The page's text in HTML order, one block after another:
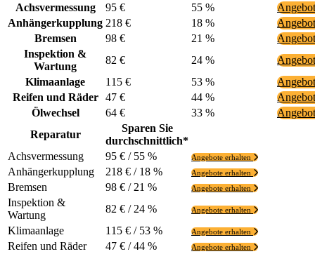
Achsvermessung
95 € 55 %
Anhängerkupplung 218 € 18 %
Bremsen
98 € 21 %
Inspektion &
Wartung
82 € 24 %
Klimaanlage
115 € 53 %
Reifen und Räder
47 € 44 %
Ölwechsel
64 € 33 %
Reparatur
Sparen Sie
durchschnittlich*
Achsvermessung
95 € / 55 % Angebote erhalten
Anhängerkupplung 218 € / 18 % Angebote erhalten
Bremsen 98 € / 21 % Angebote erhalten
Inspektion &
Wartung
82 € / 24 % Angebote erhalten
Klimaanlage 115 € / 53 % Angebote erhalten
Reifen und Räder 47 € / 44 % Angebote erhalten